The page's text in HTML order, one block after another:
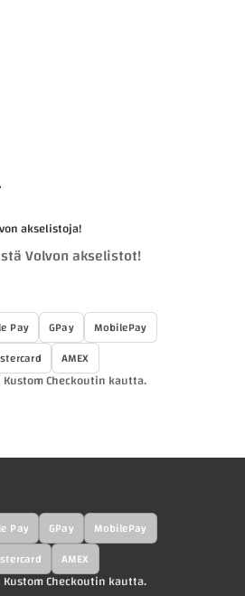
akselistoja!
Volvon akselistot!
Pay GPay
MobilePay
AMEX
Checkoutin kautta.
Pay GPay
MobilePay
AMEX
Checkoutin kautta.